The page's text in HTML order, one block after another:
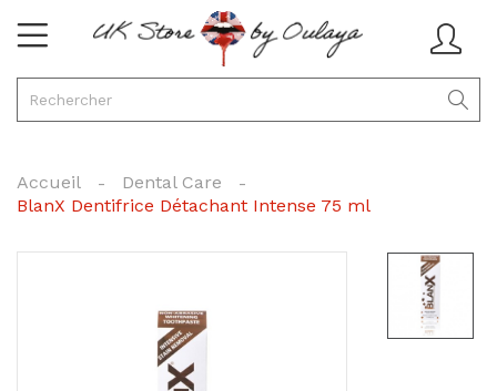
Accueil
Dental Care
BlanX Dentifrice Détachant Intense 75 ml